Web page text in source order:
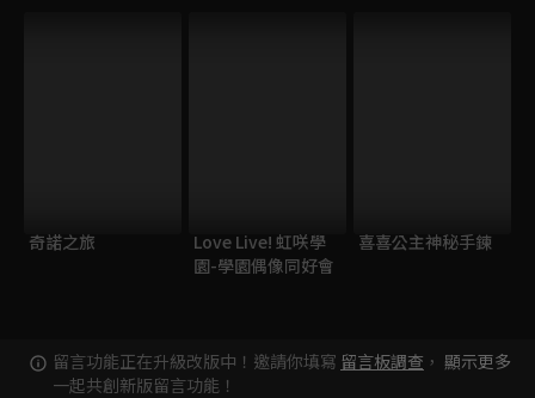
奇諾之旅
Love Live! 虹咲學
園-學園偶像同好會
喜喜公主神秘手鍊
留言功能正在升級改版中！邀請你填寫 留言板調查 ，
一起共創新版留言功能！
顯示更多